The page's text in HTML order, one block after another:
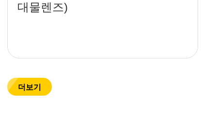
대물렌즈)
더보기